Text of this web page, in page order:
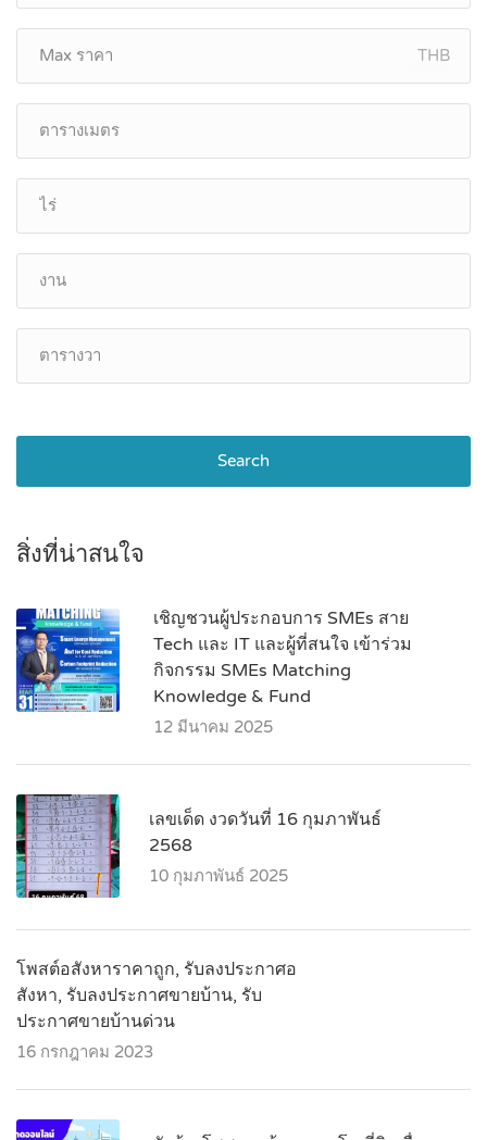
THB
Search
สิ่งที่น่าสนใจ
เชิญชวนผู้ประกอบการ SMEs สาย
Tech และ IT และผู้ที่สนใจ เข้าร่วม
กิจกรรม SMEs Matching
Knowledge & Fund
12 มีนาคม 2025
เลขเด็ด งวดวันที่ 16 กุมภาพันธ์
2568
10 กุมภาพันธ์ 2025
โพสต์อสังหาราคาถูก, รับลงประกาศอ
สังหา, รับลงประกาศขายบ้าน, รับ
ประกาศขายบ้านด่วน
16 กรกฎาคม 2023